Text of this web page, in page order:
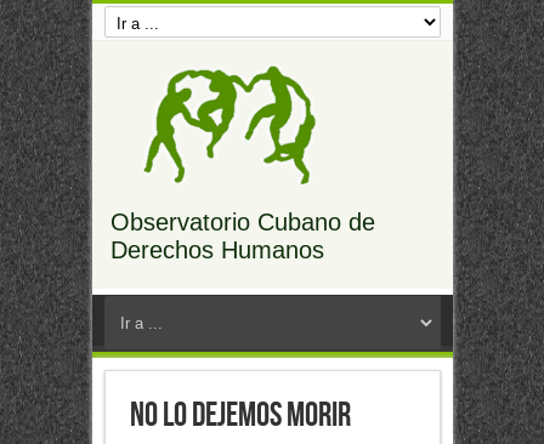
Observatorio Cubano de
Derechos Humanos
No lo dejemos morir